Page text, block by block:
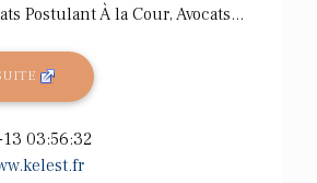
Postulant À la Cour, Avocats...
03:56:32